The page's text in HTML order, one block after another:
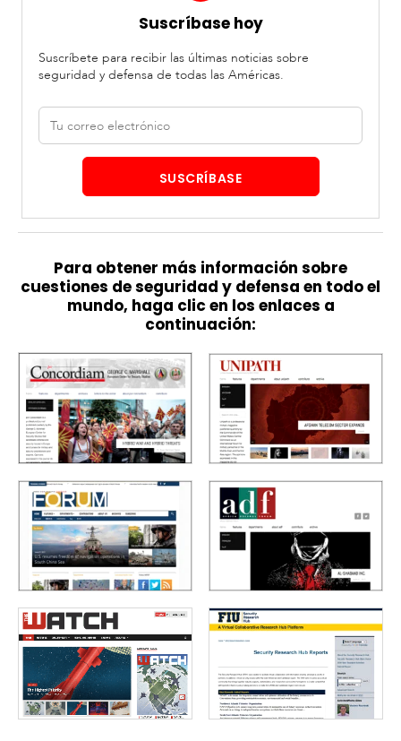
Suscríbase hoy
Suscríbete para recibir las últimas noticias sobre
seguridad y defensa de todas las Américas.
Correo
electrónico
SUSCRÍBASE
Para obtener más información sobre
cuestiones de seguridad y defensa en todo el
mundo, haga clic en los enlaces a
continuación: